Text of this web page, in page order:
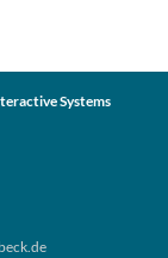
Systems